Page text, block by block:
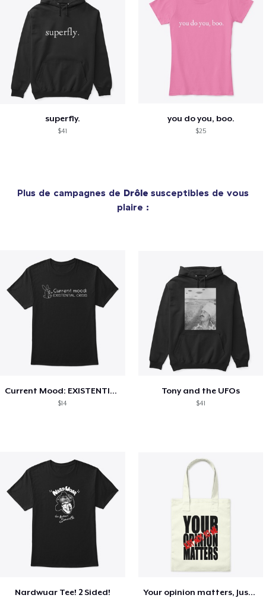
superfly.
$41
you do you, boo.
$25
Plus de campagnes de Drôle susceptibles de vous
plaire :
Current Mood: EXISTENTIAL CRISIS
$14
Tony and the UFOs
$41
Nardwuar Tee! 2 Sided! Your opinion matters, Just not to me!